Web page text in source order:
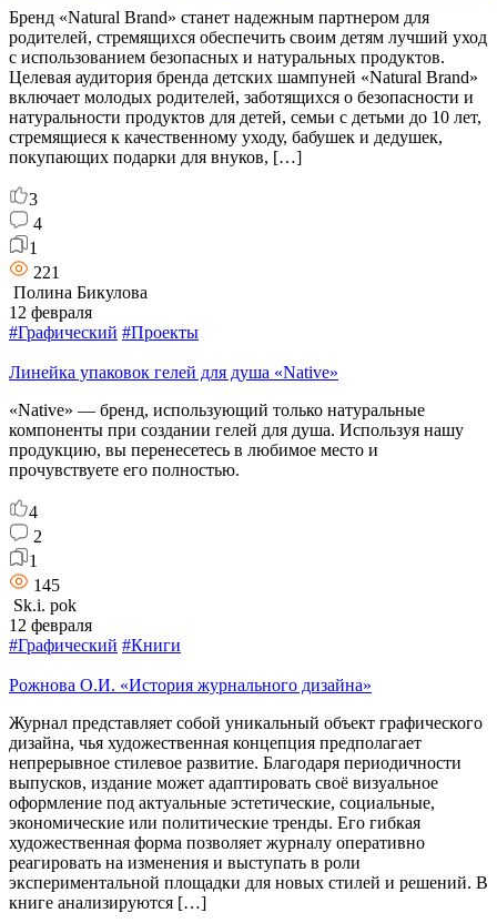
Бренд «Natural Brand» станет надежным партнером для
родителей, стремящихся обеспечить своим детям лучший уход
с использованием безопасных и натуральных продуктов.
Целевая аудитория бренда детских шампуней «Natural Brand»
включает молодых родителей, заботящихся о безопасности и
натуральности продуктов для детей, семьи с детьми до 10 лет,
стремящиеся к качественному уходу, бабушек и дедушек,
покупающих подарки для внуков, […]
3
4
1
221
Полина Бикулова
12 февраля
#Графический #Проекты
Линейка упаковок гелей для душа «Native»
«Native» — бренд, использующий только натуральные
компоненты при создании гелей для душа. Используя нашу
продукцию, вы перенесетесь в любимое место и
прочувствуете его полностью.
4
2
1
145
Sk.i. pok
12 февраля
#Графический #Книги
Рожнова О.И. «История журнального дизайна»
Журнал представляет собой уникальный объект графического
дизайна, чья художественная концепция предполагает
непрерывное стилевое развитие. Благодаря периодичности
выпусков, издание может адаптировать своё визуальное
оформление под актуальные эстетические, социальные,
экономические или политические тренды. Его гибкая
художественная форма позволяет журналу оперативно
реагировать на изменения и выступать в роли
экспериментальной площадки для новых стилей и решений. В
книге анализируются […]